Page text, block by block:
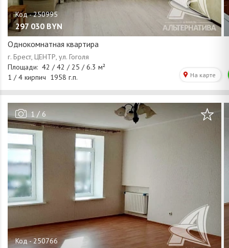
297 030 BYN
Однокомнатная квартира
1 / 6